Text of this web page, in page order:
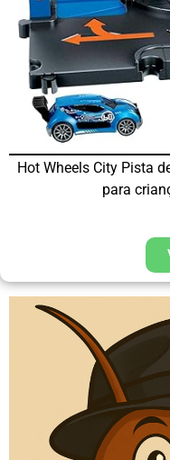
Hot Wheels City Pista
para